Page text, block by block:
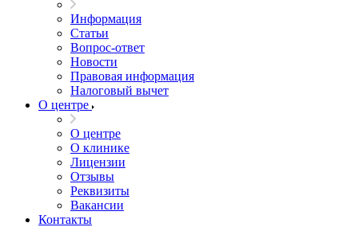
Информация
Статьи
Вопрос-ответ
Новости
Правовая информация
Налоговый вычет
О центре
О центре
О клинике
Лицензии
Отзывы
Реквизиты
Вакансии
Контакты